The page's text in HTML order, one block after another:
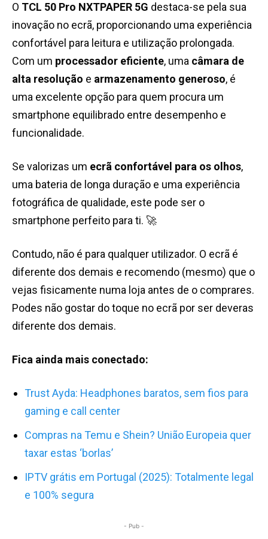
O TCL 50 Pro NXTPAPER 5G destaca-se pela sua
inovação no ecrã, proporcionando uma experiência
confortável para leitura e utilização prolongada.
Com um processador eficiente, uma câmara de
alta resolução e armazenamento generoso, é
uma excelente opção para quem procura um
smartphone equilibrado entre desempenho e
funcionalidade.
Se valorizas um ecrã confortável para os olhos,
uma bateria de longa duração e uma experiência
fotográfica de qualidade, este pode ser o
smartphone perfeito para ti. 🚀
Contudo, não é para qualquer utilizador. O ecrã é
diferente dos demais e recomendo (mesmo) que o
vejas fisicamente numa loja antes de o comprares.
Podes não gostar do toque no ecrã por ser deveras
diferente dos demais.
Fica ainda mais conectado:
Trust Ayda: Headphones baratos, sem fios para
gaming e call center
Compras na Temu e Shein? União Europeia quer
taxar estas ‘borlas’
IPTV grátis em Portugal (2025): Totalmente legal
e 100% segura
- Pub -